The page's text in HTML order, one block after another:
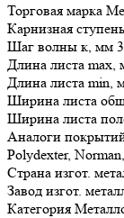
Торговая марка
Карнизная
Шаг волны к, мм
Длина листа maх,
Длина листа min,
Ширина листа
Ширина листа
Аналоги
Polydexter,
Страна изгот.
Завод изгот.
Категория